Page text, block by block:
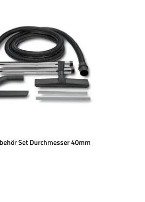
Set Durchmesser 40mm